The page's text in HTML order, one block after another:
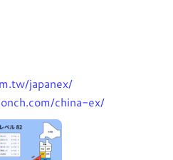
japanex/
china-ex/